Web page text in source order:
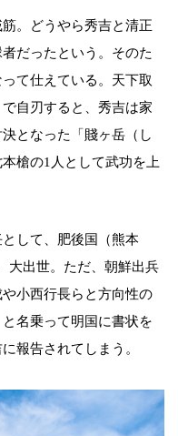
。どうやら秀吉と清正
だったという。そのた
て仕えている。天下取
自刃すると、秀吉は家
となった「賤ヶ岳（し
槍の1人として武功を上
して、肥後国（熊本
大出世。ただ、朝鮮出兵
小西行長らと方向性の
名乗って明国に書状を
報告されてしまう。